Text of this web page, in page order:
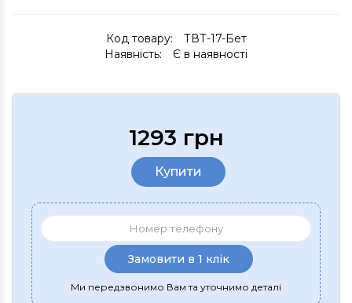
Код товару:
ТВТ-17-Бет
Наявність:
Є в наявності
1293 грн
Купити
Замовити в 1 клік
Ми передзвонимо Вам та уточнимо деталі